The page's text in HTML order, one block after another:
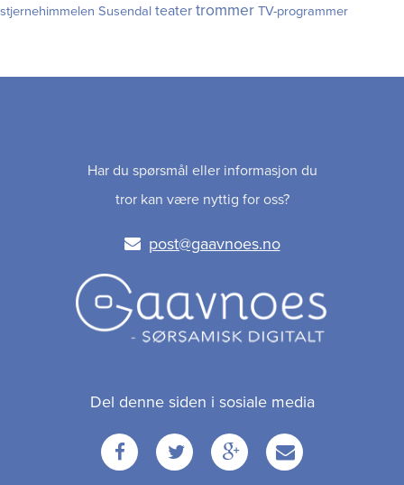
stjernehimmelen Susendal teater trommer TV-programmer
Har du spørsmål eller informasjon du
tror kan være nyttig for oss?
post@gaavnoes.no
Del denne siden i sosiale media